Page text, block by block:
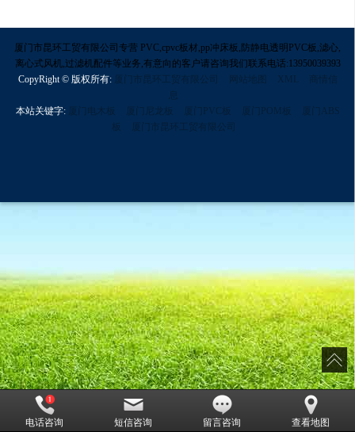
厦门市昆环工贸有限公司专营 PVC,cpvc板材,pp冲床板,防静电透明PVC板,滤心,
离心式风机,过滤机配件等业务,有意向的客户请咨询我们联系电话:13950039393
CopyRight © 版权所有: 厦门市昆环工贸有限公司 网站地图 XML
商情信
息
本站关键字: 厦门电木板 厦门尼龙板 厦门PVC板 厦门POM板
厦门ABS
板
厦门市昆环工贸有限公司
电话咨询 短信咨询 留言咨询 查看地图